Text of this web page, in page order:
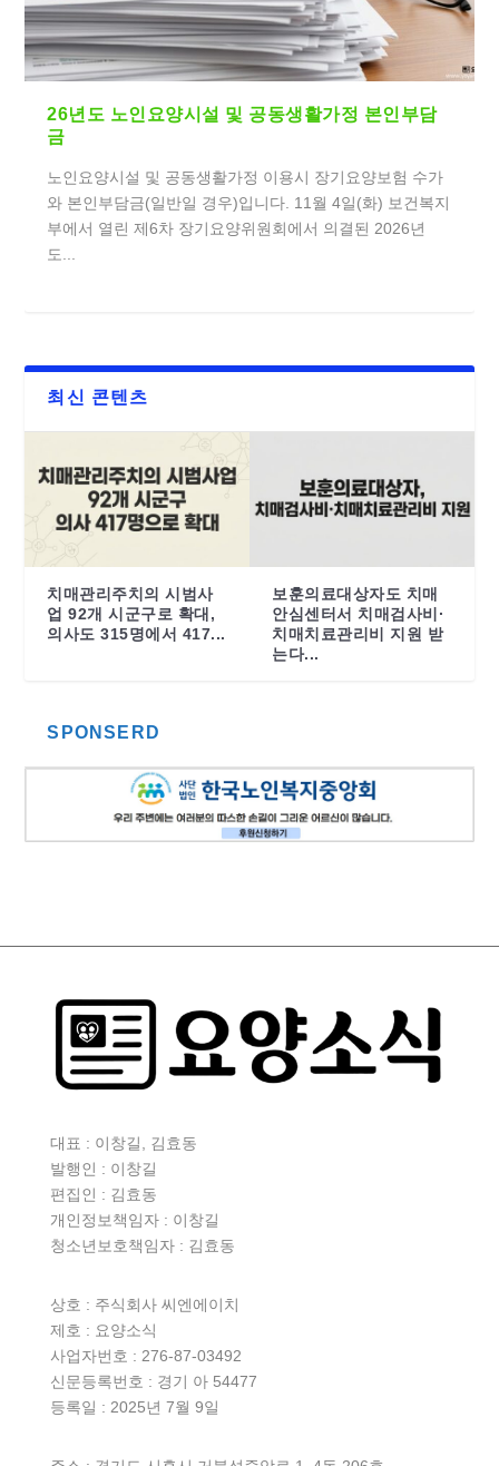
26년도 노인요양시설 및 공동생활가정 본인부담
금
노인요양시설 및 공동생활가정 이용시 장기요양보험 수가
와 본인부담금(일반일 경우)입니다. 11월 4일(화) 보건복지
부에서 열린 제6차 장기요양위원회에서 의결된 2026년
도...
최신 콘텐츠
치매관리주치의 시범사
업 92개 시군구로 확대,
의사도 315명에서 417...
보훈의료대상자도 치매
안심센터서 치매검사비·
치매치료관리비 지원 받
는다...
SPONSERD
대표 : 이창길, 김효동
발행인 : 이창길
편집인 : 김효동
개인정보책임자 : 이창길
청소년보호책임자 : 김효동
상호 : 주식회사 씨엔에이치
제호 : 요양소식
사업자번호 : 276-87-03492
신문등록번호 : 경기 아 54477
등록일 : 2025년 7월 9일